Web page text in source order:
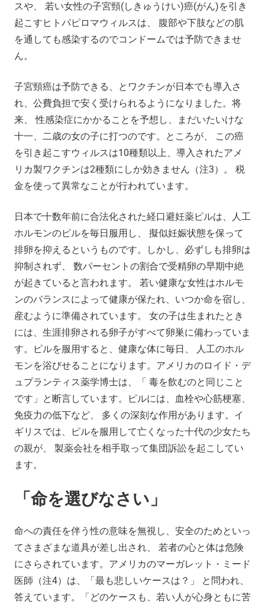
スや、 若い女性の子宮頸(しきゅうけい)癌(がん)を引き
起こすヒトパピロマウィルスは、 腹部や下肢などの肌
を通しても感染するのでコンドームでは予防できませ
ん。
子宮頸癌は予防できる、とワクチンが日本でも導入さ
れ、公費負担で安く受けられるようになりました。将
来、 性感染症にかかることを予想し、まだいたいけな
十一、二歳の女の子に打つのです。ところが、 この癌
を引き起こすウィルスは10種類以上、導入されたアメ
リカ製ワクチンは2種類にしか効きません（注3）。 税
金を使って異常なことが行われています。
日本で十数年前に合法化された経口避妊薬ピルは、人工
ホルモンのピルを毎日服用し、 擬似妊娠状態を保って
排卵を抑えるというものです。しかし、必ずしも排卵は
抑制されず、 数パーセントの割合で受精卵の早期中絶
が起きていると言われます。 若い健康な女性はホルモ
ンのバランスによって健康が保たれ、いつか命を宿し、
産むように準備されています。 女の子は生まれたとき
には、生涯排卵される卵子がすべて卵巣に備わっていま
す。ピルを服用すると、健康な体に毎日、 人工のホル
モンを浴びせることになります。アメリカのロイド・デ
ュプランティス薬学博士は、「 毒を飲むのと同じこと
です」と断言しています。ピルには、血栓や心筋梗塞、
免疫力の低下など、 多くの深刻な作用があります。イ
ギリスでは、ピルを服用して亡くなった十代の少女たち
の親が、 製薬会社を相手取って集団訴訟を起こしてい
ます。
「命を選びなさい」
命への責任を伴う性の意味を無視し、安全のためといっ
てさまざまな道具が差し出され、 若者の心と体は危険
にさらされています。アメリカのマーガレット・ミード
医師（注4）は、「最も悲しいケースは？」 と問われ、
答えています。「どのケースも、若い人が心身ともに苦